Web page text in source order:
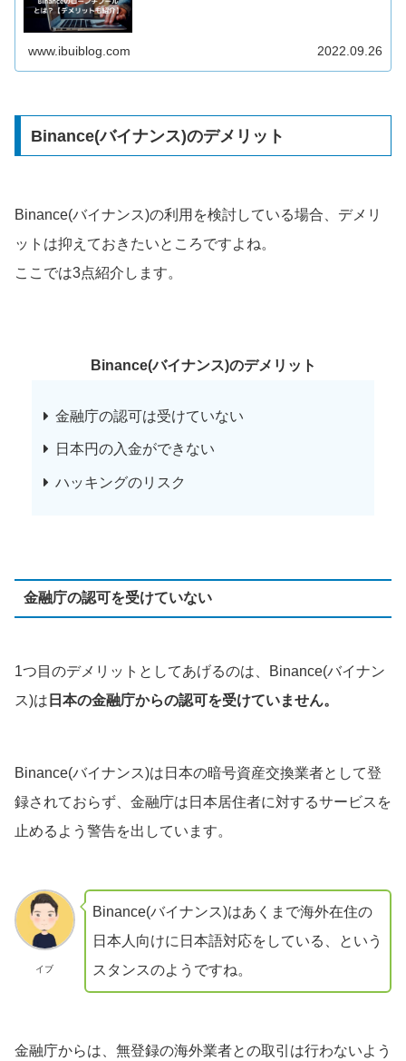
www.ibuiblog.com 2022.09.26
Binance(バイナンス)のデメリット
Binance(バイナンス)の利用を検討している場合、デメリ
ットは抑えておきたいところですよね。
ここでは3点紹介します。
Binance(バイナンス)のデメリット
金融庁の認可は受けていない
日本円の入金ができない
ハッキングのリスク
金融庁の認可を受けていない
1つ目のデメリットとしてあげるのは、Binance(バイナン
ス)は 日本の金融庁からの認可を受けていません。
Binance(バイナンス)は日本の暗号資産交換業者として登
録されておらず、金融庁は日本居住者に対するサービスを
止めるよう警告を出しています。
イブ
Binance(バイナンス)はあくまで海外在住の
日本人向けに日本語対応をしている、という
スタンスのようですね。
金融庁からは、無登録の海外業者との取引は行わないよう